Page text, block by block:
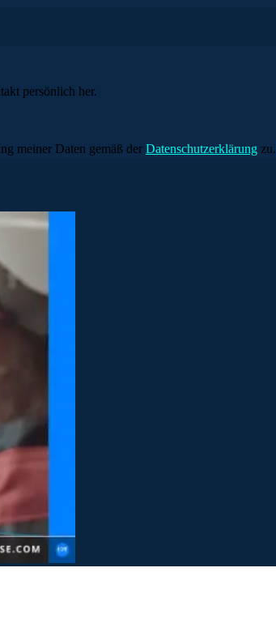
persönlich her.
meiner Daten gemäß der Datenschutzerklärung zu.